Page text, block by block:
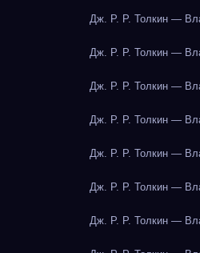
Дж. Р. Р. Толкин —
Дж. Р. Р. Толкин —
Дж. Р. Р. Толкин —
Дж. Р. Р. Толкин —
Дж. Р. Р. Толкин —
Дж. Р. Р. Толкин —
Дж. Р. Р. Толкин —